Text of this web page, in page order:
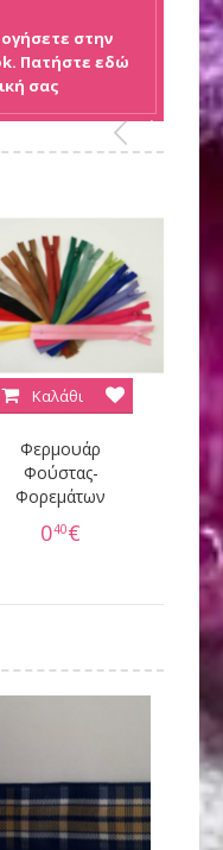
στην
Πατήστε εδώ
σας
Φερμουάρ
Φούστας-
Φορεμάτων
040€
Καλάθι